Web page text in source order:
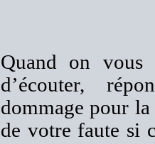
Quand on vous
d’écouter,
dommage pour
de votre faute si